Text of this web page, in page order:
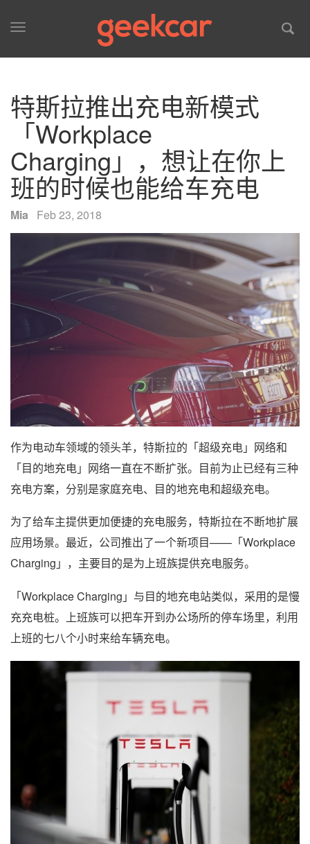
Toggle
特斯拉推出充电新模式
「Workplace
Charging」，想让在你上
班的时候也能给车充电
Mia Feb 23, 2018
作为电动车领域的领头羊，特斯拉的「超级充电」网络和
「目的地充电」网络一直在不断扩张。目前为止已经有三种
充电方案，分别是家庭充电、目的地充电和超级充电。
为了给车主提供更加便捷的充电服务，特斯拉在不断地扩展
应用场景。最近，公司推出了一个新项目——「Workplace
Charging」，主要目的是为上班族提供充电服务。
「Workplace Charging」与目的地充电站类似，采用的是慢
充充电桩。上班族可以把车开到办公场所的停车场里，利用
上班的七八个小时来给车辆充电。